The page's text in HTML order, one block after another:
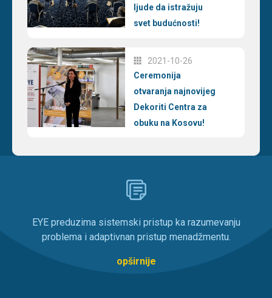
ljude da istražuju
svet budućnosti!
2021-10-26
Ceremonija
otvaranja najnovijeg
Dekoriti Centra za
obuku na Kosovu!
EYE preduzima sistemski pristup ka razumevanju
problema i adaptivnan pristup menadžmentu.
opširnije